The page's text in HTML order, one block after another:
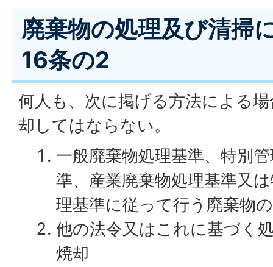
廃棄物の処理及び清掃
16条の2
何人も、次に掲げる方法による
却してはならない。
一般廃棄物処理基準、特別
準、産業廃棄物処理基準又
理基準に従って行う廃棄物
他の法令又はこれに基づく
焼却